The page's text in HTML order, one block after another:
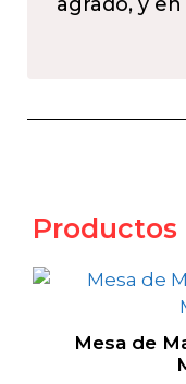
Productos
Mesa de